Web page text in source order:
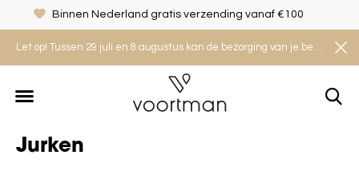
Let op! Tussen 29 juli en 8 augustus kan de bezorging van je bestelling iets langer duren. Houd rekening met een levertijd van 2 tot 4 werkdagen.
Binnen Nederland gratis verzending vanaf €100
Jurken